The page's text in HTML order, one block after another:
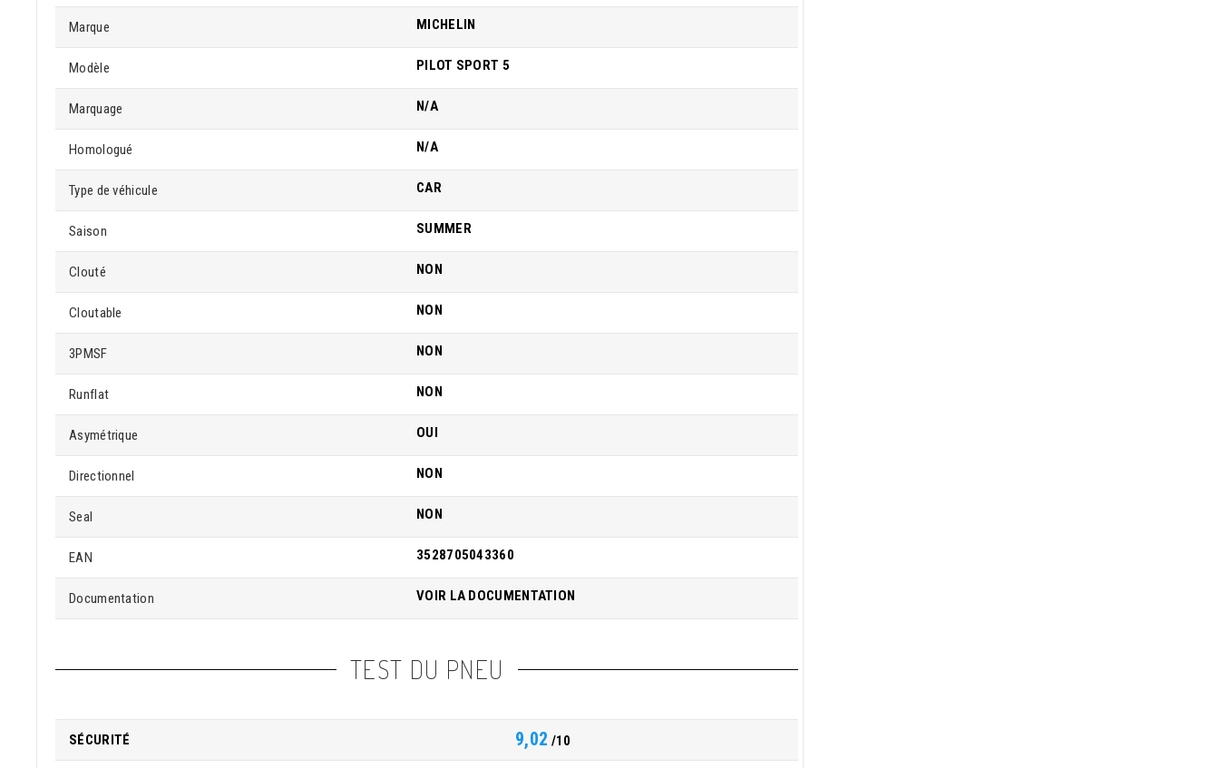
Marque MICHELIN
Modèle PILOT SPORT 5
Marquage N/A
Homologué N/A
Type de véhicule CAR
Saison SUMMER
Clouté NON
Cloutable NON
3PMSF NON
Runflat NON
Asymétrique OUI
Directionnel NON
Seal NON
EAN 3528705043360
Documentation VOIR LA DOCUMENTATION
TEST DU PNEU
SÉCURITÉ 9,02 /10